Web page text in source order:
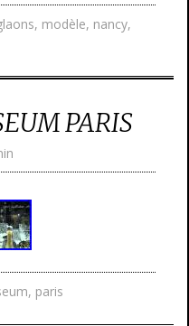
, modèle, nancy,
PARIS
, paris